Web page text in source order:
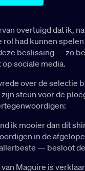
overtuigd dat ik,
had kunnen
beslissing — zo
sociale media.
over de selectie
steun voor de
ik mooier dan dit
in de
— besloot
Maguire is